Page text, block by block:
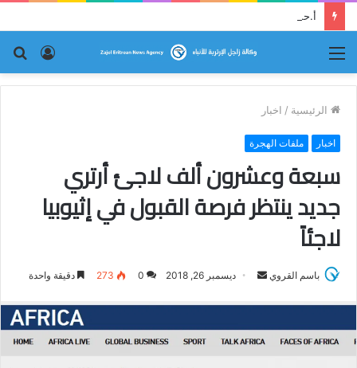
أ.حسين زمزمي يقارع النظام حجة بحجة
تسجيل
الدخول
الرئيسية / اخبار
اخبار ملفات الهجرة
سبعة وعشرون ألف لاجئ أرتري
جديد ينتظر فرصة القبول في إثيوبيا
لاجئاً
باسم القروي
ل
ديسمبر 26, 2018 0
273 دقيقة واحدة